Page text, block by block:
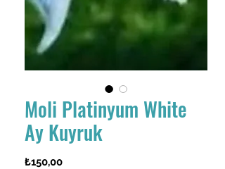
Moli Platinyum White
Ay Kuyruk
₺150,00Fiyat